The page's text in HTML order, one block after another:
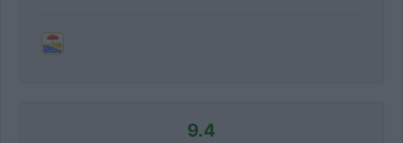
9.4